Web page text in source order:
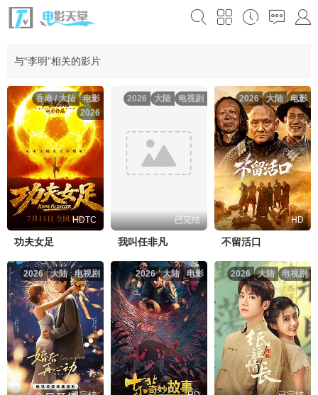
与“李明”相关的影片
电影
香港 / 大陆
2026
HDTC
功夫女足
电视剧
大陆
2026
已完结
我叫任非凡
电影
大陆
2026
HD
不留活口
电视剧
大陆
2026 电影
大陆
2026 电视剧
大陆
2026